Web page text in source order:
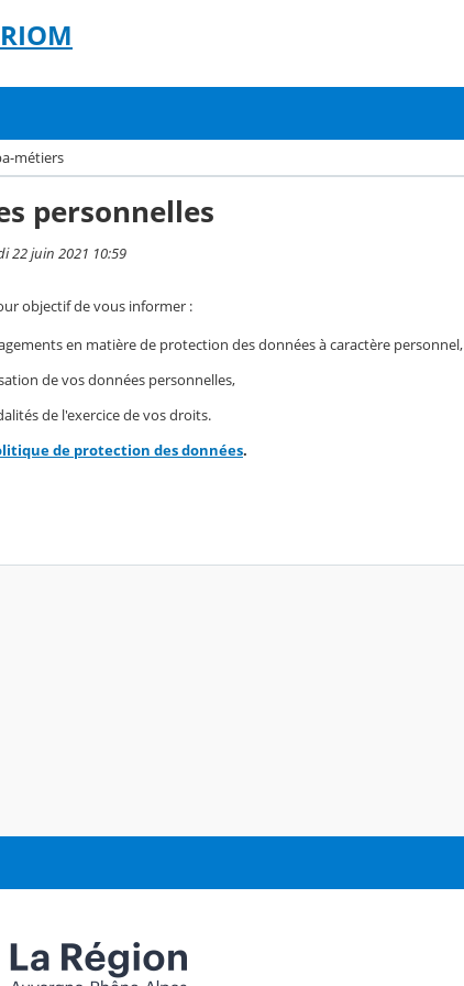
métiers
personnelles
22 juin 2021 10:59
objectif de vous informer :
en matière de protection des données à caractère personnel,
de vos données personnelles,
de l'exercice de vos droits.
de protection des données.